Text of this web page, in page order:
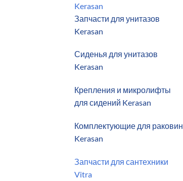
Kerasan
Запчасти для унитазов
Kerasan
Сиденья для унитазов
Kerasan
Крепления и микролифты
для сидений Kerasan
Комплектующие для раковин
Kerasan
Запчасти для сантехники
Vitra